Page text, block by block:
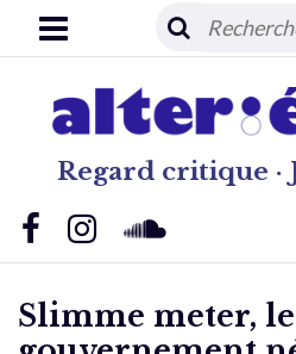
Regard critique ·
Slimme meter, le